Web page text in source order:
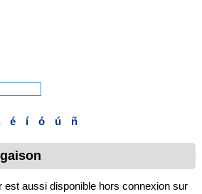
é í ó ú ñ
est aussi disponible hors connexion sur